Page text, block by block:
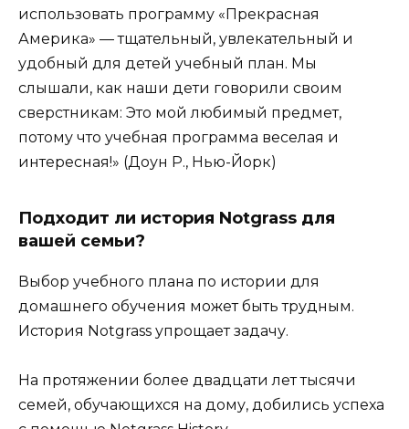
использовать программу «Прекрасная
Америка» — тщательный, увлекательный и
удобный для детей учебный план. Мы
слышали, как наши дети говорили своим
сверстникам: Это мой любимый предмет,
потому что учебная программа веселая и
интересная!» (Доун Р., Нью-Йорк)
Подходит ли история Notgrass для
вашей семьи?
Выбор учебного плана по истории для
домашнего обучения может быть трудным.
История Notgrass упрощает задачу.
На протяжении более двадцати лет тысячи
семей, обучающихся на дому, добились успеха